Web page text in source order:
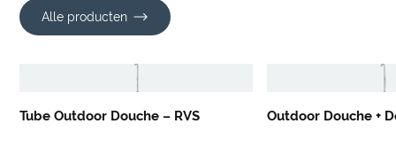
Alle producten
Tube Outdoor Douche – RVS Outdoor Douche +